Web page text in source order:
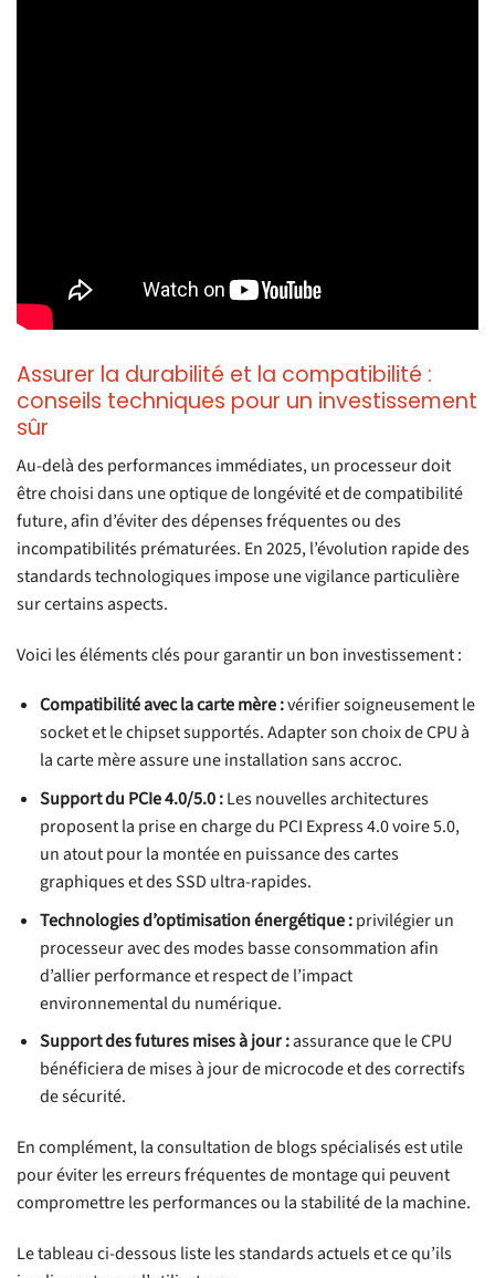
Assurer la durabilité et la compatibilité :
conseils techniques pour un investissement
sûr
Au-delà des performances immédiates, un processeur doit
être choisi dans une optique de longévité et de compatibilité
future, afin d’éviter des dépenses fréquentes ou des
incompatibilités prématurées. En 2025, l’évolution rapide des
standards technologiques impose une vigilance particulière
sur certains aspects.
Voici les éléments clés pour garantir un bon investissement :
Compatibilité avec la carte mère :vérifier soigneusement le
socket et le chipset supportés. Adapter son choix de CPU à
la carte mère assure une installation sans accroc.
Support du PCIe 4.0/5.0 :Les nouvelles architectures
proposent la prise en charge du PCI Express 4.0 voire 5.0,
un atout pour la montée en puissance des cartes
graphiques et des SSD ultra-rapides.
Technologies d’optimisation énergétique :privilégier un
processeur avec des modes basse consommation afin
d’allier performance et respect de l’impact
environnemental du numérique.
Support des futures mises à jour :assurance que le CPU
bénéficiera de mises à jour de microcode et des correctifs
de sécurité.
En complément, la consultation de blogs spécialisés est utile
pour éviter les erreurs fréquentes de montage qui peuvent
compromettre les performances ou la stabilité de la machine.
Le tableau ci-dessous liste les standards actuels et ce qu’ils